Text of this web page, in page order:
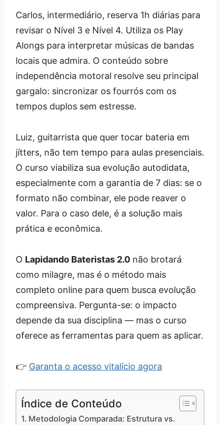
Carlos, intermediário, reserva 1h diárias para
revisar o Nível 3 e Nível 4. Utiliza os Play
Alongs para interpretar músicas de bandas
locais que admira. O conteúdo sobre
independência motoral resolve seu principal
gargalo: sincronizar os fourrós com os
tempos duplos sem estresse.
Luiz, guitarrista que quer tocar bateria em
jítters, não tem tempo para aulas presenciais.
O curso viabiliza sua evolução autodidata,
especialmente com a garantia de 7 dias: se o
formato não combinar, ele pode reaver o
valor. Para o caso dele, é a solução mais
prática e econômica.
O Lapidando Bateristas 2.0 não brotará
como milagre, mas é o método mais
completo online para quem busca evolução
compreensiva. Pergunta-se: o impacto
depende da sua disciplina — mas o curso
oferece as ferramentas para quem as aplicar.
👉 Garanta o acesso vitalício agora
Índice de Conteúdo
Metodologia Comparada: Estrutura vs.